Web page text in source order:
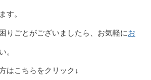
す。
りごとがございましたら、お気軽にお
。
はこちらをクリック↓